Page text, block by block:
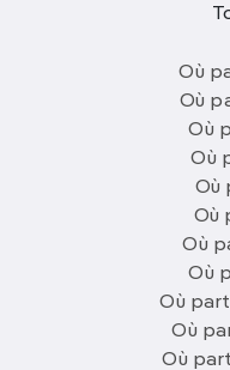
Où
Où
Où
Où
Où
Où
Où
Où
Où
Où
Où